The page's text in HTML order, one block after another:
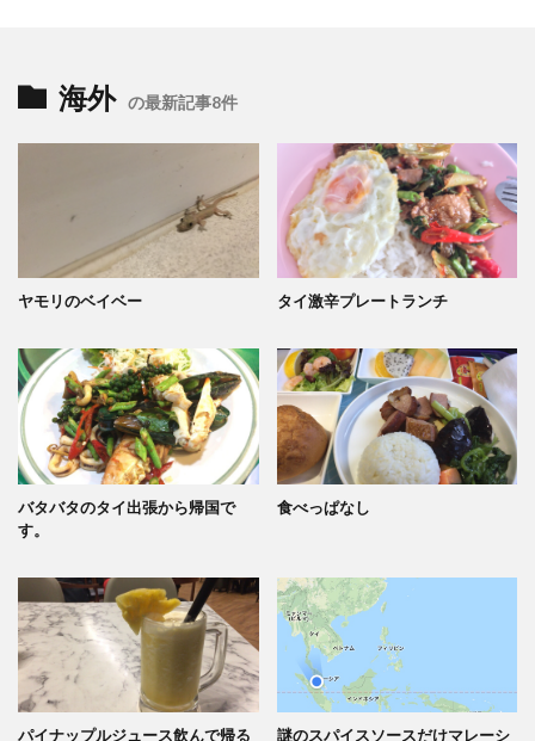
海外 の最新記事8件
ヤモリのベイベー タイ激辛プレートランチ
バタバタのタイ出張から帰国で
す。
食べっぱなし
パイナップルジュース飲んで帰る 謎のスパイスソースだけマレーシ